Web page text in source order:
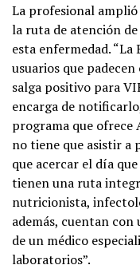
La profesional
la ruta de atención
esta enfermedad. “La
usuarios que
salga positivo para
encarga de
programa que
no tiene que asistir a
que acercar el día
tienen una ruta
nutricionista,
además, cuentan
de un médico
laboratorios”.